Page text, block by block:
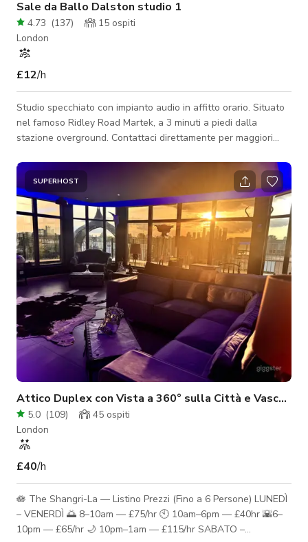
Sale da Ballo Dalston studio 1
4.73 (137) 15 ospiti
London
£12/h
Studio specchiato con impianto audio in affitto orario. Situato
nel famoso Ridley Road Martek, a 3 minuti a piedi dalla
stazione overground. Contattaci direttamente per maggiori
SUPERHOST
Attico Duplex con Vista a 360° sulla Città e Vasca
5.0 (109) 45 ospiti
London
£40/h
🪷 The Shangri-La — Listino Prezzi (Fino a 6 Persone) LUNEDÌ
– VENERDÌ 🌅 8–10am — £75/hr 🕙 10am–6pm — £40hr 🌇6–
10pm — £65/hr 🌙 10pm–1am — £115/hr SABATO –